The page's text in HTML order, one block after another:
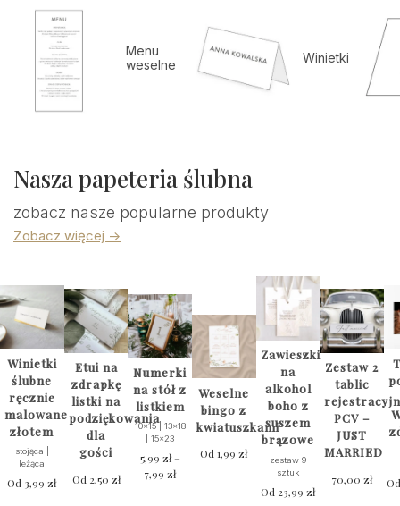
Menu
weselne
Winietki
Nasza papeteria ślubna
zobacz nasze popularne produkty
Zobacz więcej ->
Winietki
ślubne
ręcznie
malowane
złotem
stojąca |
leżąca
Od 3,99zł
Etui na
zdrapkę
listki na
podziękowania
dla
gości
Od 2,50 zł
Numerki
na stół z
listkiem
10x15 | 13x18
| 15x23
5,99 zł –
7,99złZakres
Weselne
bingo z
kwiatuszkami
Od1,99zł
Zawieszki
na
alkohol
boho z
suszem
brązowe
zestaw 9
sztuk
Od 23,99zł
Zestaw 2
tablic
PCV –
JUST
MARRIED
70,00zł